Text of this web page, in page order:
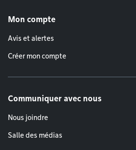
Mon compte
Avis et alertes
Créer mon compte
Communiquer avec nous
Nous joindre
Salle des médias